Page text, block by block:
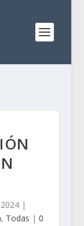
|
, Todas |0